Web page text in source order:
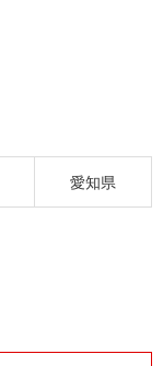
愛知県